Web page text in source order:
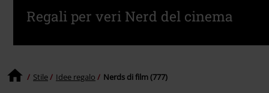
Regali per veri Nerd del cinema
Stile Idee regalo Nerds di film (777)